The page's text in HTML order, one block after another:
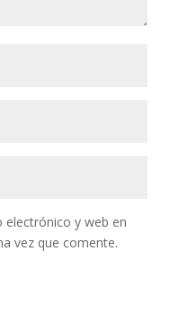
electrónico y web en
vez que comente.